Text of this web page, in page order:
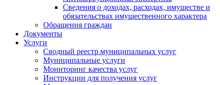
Сведения о доходах, расходах, имуществе и
обязательствах имущественного характера
Обращения граждан
Документы
Услуги
Сводный реестр муниципальных услуг
Муниципальные услуги
Мониторинг качества услуг
Инструкции для получения услуг